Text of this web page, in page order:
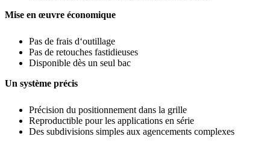
Mise en œuvre économique
Pas de frais d‘outillage
Pas de retouches fastidieuses
Disponible dès un seul bac
Un système précis
Précision du positionnement dans la grille
Reproductible pour les applications en série
Des subdivisions simples aux agencements complexes